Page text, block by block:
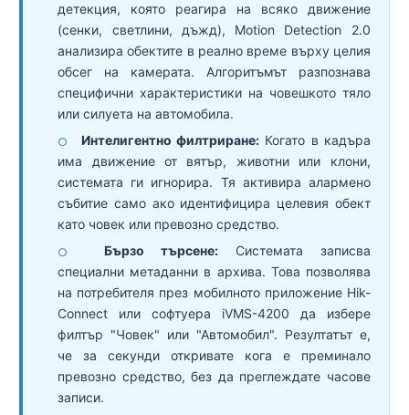
детекция, която реагира на всяко движение
(сенки, светлини, дъжд), Motion Detection 2.0
анализира обектите в реално време върху целия
обсег на камерата. Алгоритъмът разпознава
специфични характеристики на човешкото тяло
или силуета на автомобила.
○ Интелигентно филтриране:Когато в кадъра
има движение от вятър, животни или клони,
системата ги игнорира. Тя активира алармено
събитие само ако идентифицира целевия обект
като човек или превозно средство.
○ Бързо търсене:Системата записва
специални метаданни в архива. Това позволява
на потребителя през мобилното приложение Hik-
Connect или софтуера iVMS-4200 да избере
филтър "Човек" или "Автомобил". Резултатът е,
че за секунди откривате кога е преминало
превозно средство, без да преглеждате часове
записи.